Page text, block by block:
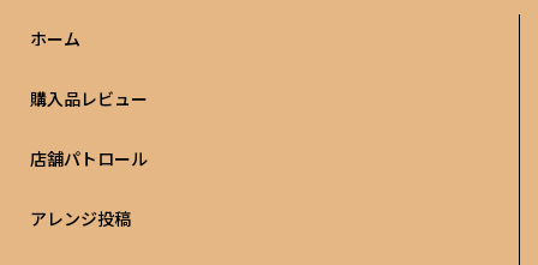
ホーム
購入品レビュー
店舗パトロール
アレンジ投稿